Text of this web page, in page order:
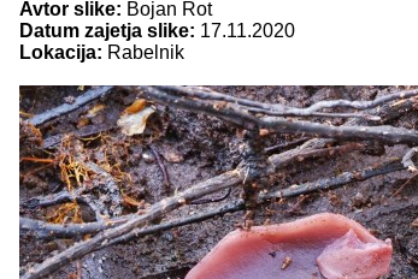
Avtor slike: Bojan Rot
Datum zajetja slike: 17.11.2020
Lokacija: Rabelnik